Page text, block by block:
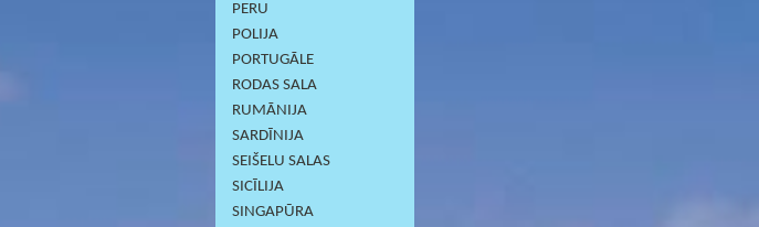
PERU
POLIJA
PORTUGĀLE
RODAS SALA
RUMĀNIJA
SARDĪNIJА
SEIŠELU SALAS
SICĪLIJA
SINGAPŪRA